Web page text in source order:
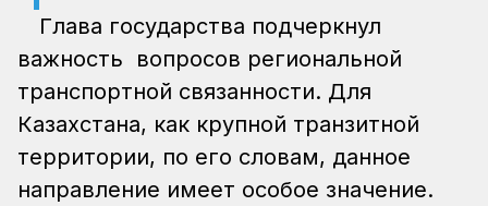
Глава государства подчеркнул
важность вопросов региональной
транспортной связанности. Для
Казахстана, как крупной транзитной
территории, по его словам, данное
направление имеет особое значение.